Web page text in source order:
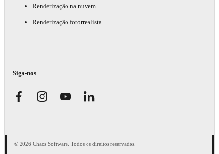
Renderização na nuvem
Renderização fotorrealista
Siga-nos
© 2026 Chaos Software. Todos os direitos reservados.